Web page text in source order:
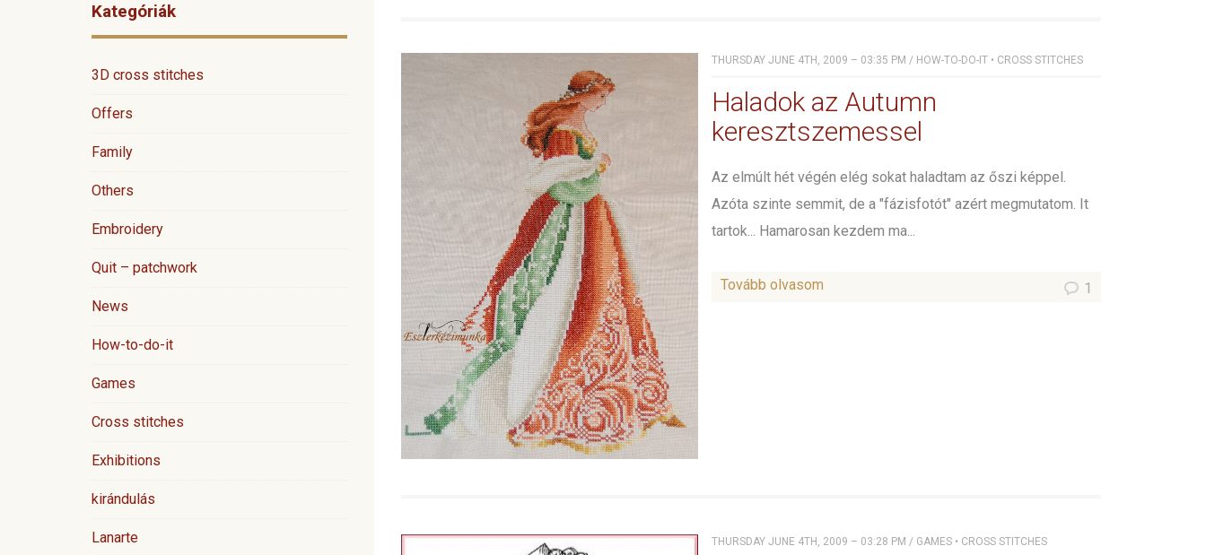
Kategóriák
3D cross stitches
Offers
Family
Others
Embroidery
Quit – patchwork
News
How-to-do-it
Games
Cross stitches
Exhibitions
kirándulás
Lanarte
THURSDAY JUNE 4TH, 2009 – 03:35 PM / HOW-TO-DO-IT • CROSS STITCHES
Haladok az Autumn
keresztszemessel
Az elmúlt hét végén elég sokat haladtam az őszi képpel.
Azóta szinte semmit, de a "fázisfotót" azért megmutatom. It
tartok... Hamarosan kezdem ma...
Tovább olvasom 1
THURSDAY JUNE 4TH, 2009 – 03:28 PM / GAMES • CROSS STITCHES